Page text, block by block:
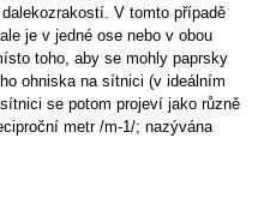
V tomto případě
je v jedné ose nebo v obou
toho, aby se mohly paprsky
ohniska na sítnici (v ideálním
se potom projeví jako různě
metr /m-1/; nazývána